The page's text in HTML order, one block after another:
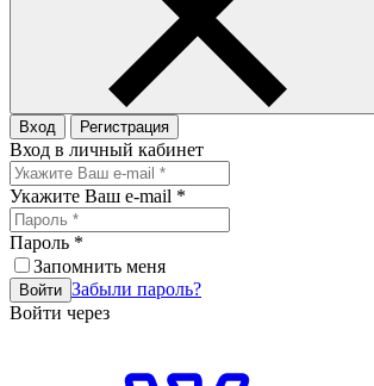
Вход Регистрация
Вход в личный кабинет
Укажите Ваш e-mail *
Пароль *
Запомнить меня
Войти Забыли пароль?
Войти через